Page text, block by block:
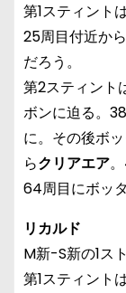
第1スティント
25周目付近か
だろう。
第2スティント
ボンに迫る。
に。その後ボ
らクリアエア
64周目にボッ
リカルド
M新-S新の1ス
第1スティント